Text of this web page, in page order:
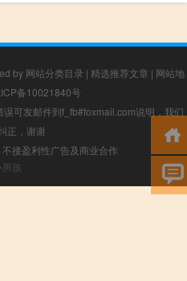
by 网站分类目录 | 精选推荐文章 | 网站地
备10021840号
可发邮件到f_fb#foxmail.com说明，我们
正，谢谢
接盈利性广告及商业合作
男孩